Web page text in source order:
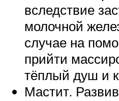
вследствие
молочной
случае на
прийти
тёплый душ и
Мастит.